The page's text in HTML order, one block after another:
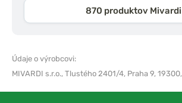
870 produktov Mivardi
Údaje o výrobcovi:
MIVARDI s.r.o., Tlustého 2401/4, Praha 9, 19300,